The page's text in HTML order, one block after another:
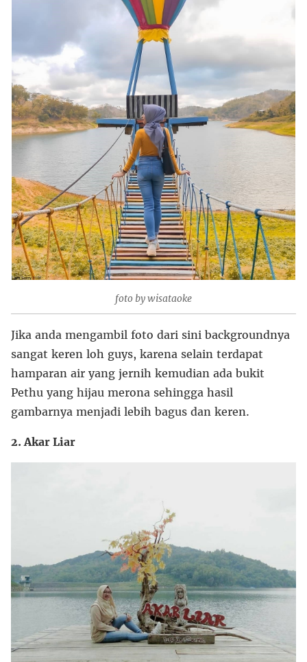
foto by wisataoke
Jika anda mengambil foto dari sini backgroundnya
sangat keren loh guys, karena selain terdapat
hamparan air yang jernih kemudian ada bukit
Pethu yang hijau merona sehingga hasil
gambarnya menjadi lebih bagus dan keren.
2. Akar Liar